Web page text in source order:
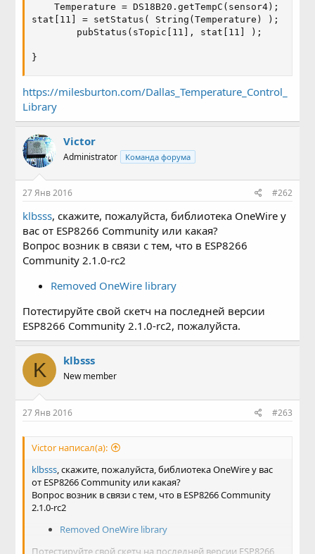
    Temperature = DS18B20.getTempC(sensor4);
stat[11] = setStatus( String(Temperature) );
        pubStatus(sTopic[11], stat[11] );
}
https://milesburton.com/Dallas_Temperature_Control_
Library
Victor
Administrator Команда форума
27 Янв 2016 #262
klbsss, скажите, пожалуйста, библиотека OneWire у
вас от ESP8266 Community или какая?
Вопрос возник в связи с тем, что в ESP8266
Community 2.1.0-rc2
Removed OneWire library
Потестируйте свой скетч на последней версии
ESP8266 Community 2.1.0-rc2, пожалуйста.
K klbsss
New member
27 Янв 2016 #263
Victor написал(а):
klbsss, скажите, пожалуйста, библиотека OneWire у вас
от ESP8266 Community или какая?
Вопрос возник в связи с тем, что в ESP8266 Community
2.1.0-rc2
Removed OneWire library
Потестируйте свой скетч на последней версии ESP8266